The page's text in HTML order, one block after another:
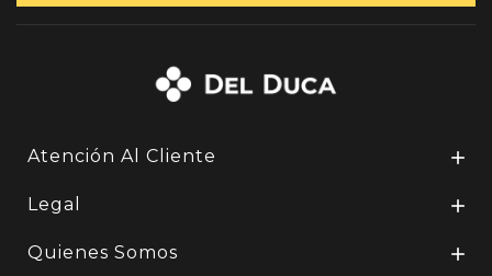
Atención Al Cliente 
Legal 
Quienes Somos 